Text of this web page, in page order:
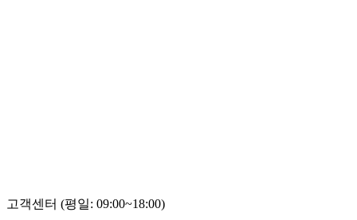
고객센터 (평일: 09:00~18:00)